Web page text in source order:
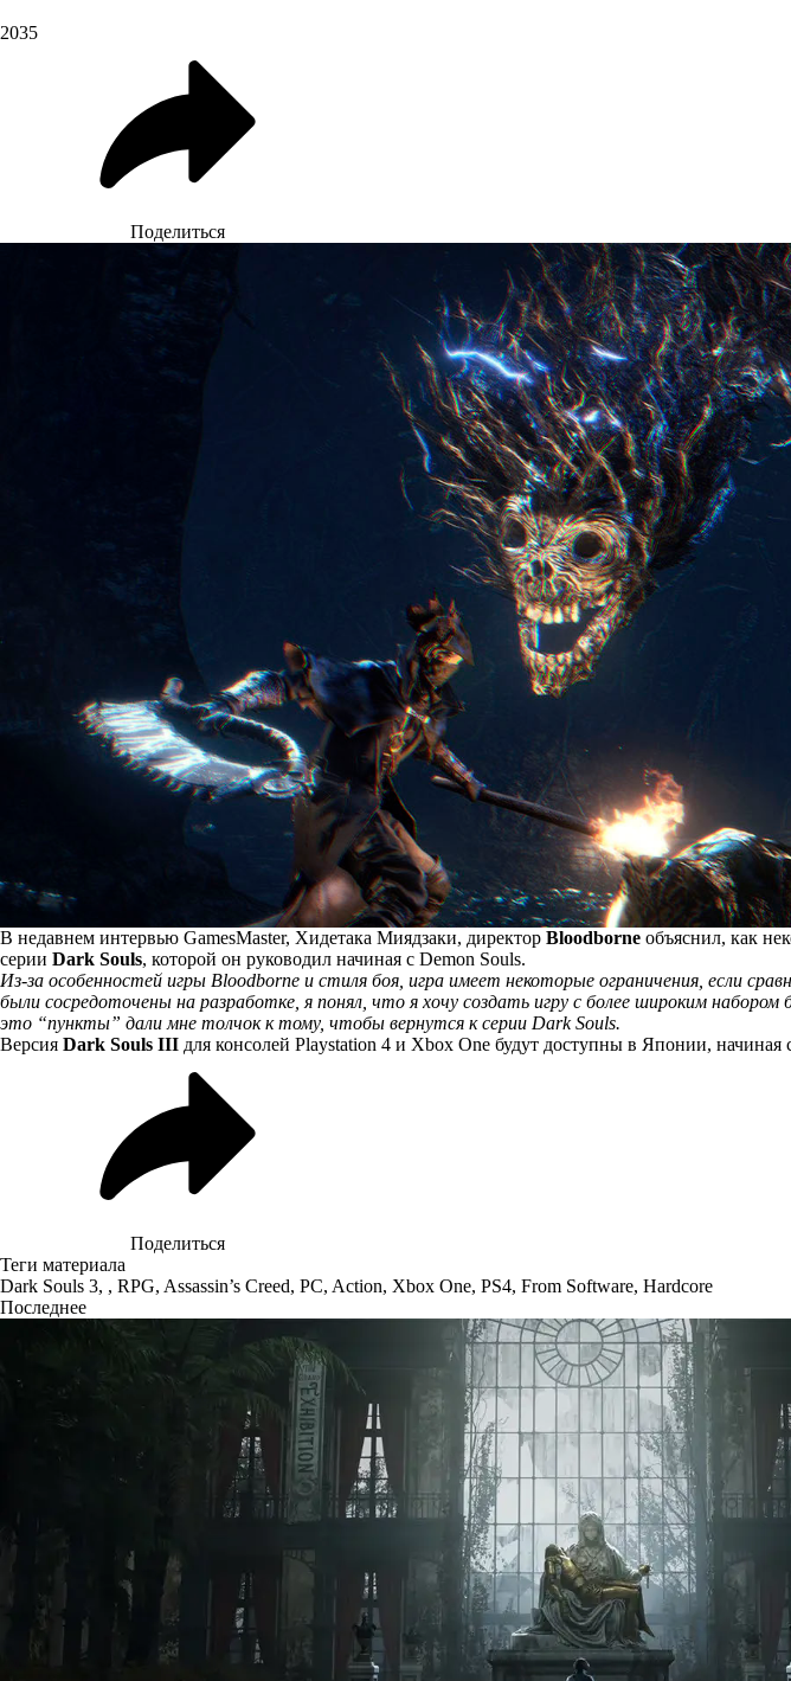
2035
Поделиться
В недавнем интервью GamesMaster, Хидетака Миядзаки, директор Bloodborne объяснил, как
серии Dark Souls, которой он руководил начиная с Demon Souls.
Из-за особенностей игры Bloodborne и стиля боя, игра имеет некоторые ограничения, если
были сосредоточены на разработке, я понял, что я хочу создать игру с более широким
это “пункты” дали мне толчок к тому, чтобы вернутся к серии Dark Souls.
Версия Dark Souls III для консолей Playstation 4 и Xbox One будут доступны в Японии,
Поделиться
Теги материала
Dark Souls 3, , RPG, Assassin’s Creed, PC, Action, Xbox One, PS4, From Software, Hardcore
Последнее